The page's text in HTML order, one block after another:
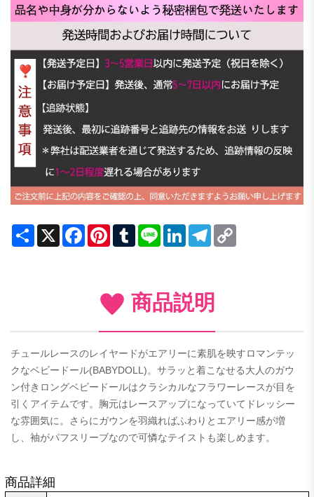
Share X FacebookPinterestTumblrLine LinkedInTelegram
商品説明
チュールレースのレイヤードがエアリーに素肌を映すロマンテッ
クなベビードール(BABYDOLL)。サラッと着こなせる大人のガウ
ン付きロングベビードールはクラシカルなフラワーレースが目を
引くアイテムです。胸元はレースアップになっていてドレッシー
な雰囲気に。さらにガウンを羽織ればふわりとエアリー感が増
し、袖がパフスリーブなので可憐なテイストも楽しめます。
商品詳細